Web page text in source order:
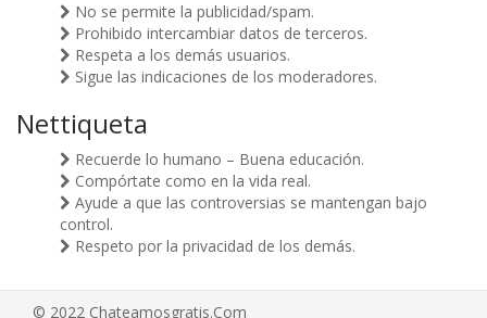
No se permite la publicidad/spam.
Prohibido intercambiar datos de terceros.
Respeta a los demás usuarios.
Sigue las indicaciones de los moderadores.
Nettiqueta
Recuerde lo humano – Buena educación.
Compórtate como en la vida real.
Ayude a que las controversias se mantengan bajo
control.
Respeto por la privacidad de los demás.
© 2022 Chateamosgratis.Com